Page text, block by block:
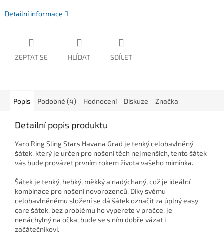
Detailní informace
ZEPTAT SE HLÍDAT SDÍLET
Popis Podobné (4) Hodnocení Diskuze Značka
Detailní popis produktu
Yaro Ring Sling Stars Havana Grad je tenký celobavlněný
šátek, který je určen pro nošení těch nejmenších, tento šátek
vás bude provázet prvním rokem života vašeho miminka.
Šátek je tenký, hebký, měkký a nadýchaný, což je ideální
kombinace pro nošení novorozenců. Díky svému
celobavlněnému složení se dá šátek označit za úplný easy
care šátek, bez problému ho vyperete v pračce, je
nenáchylný na očka, bude se s ním dobře vázat i
začátečníkovi.